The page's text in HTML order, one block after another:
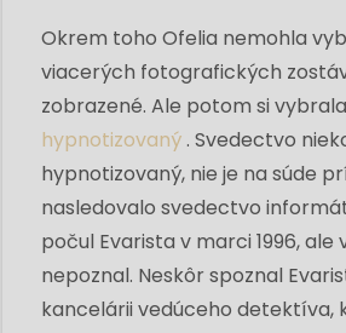
Okrem toho Ofelia nemohla
viacerých fotografických
zobrazené. Ale potom si
hypnotizovaný. Svedectvo
hypnotizovaný, nie je na súde
nasledovalo svedectvo
počul Evarista v marci 1996, ale
nepoznal. Neskôr spoznal
kancelárii vedúceho detektíva,